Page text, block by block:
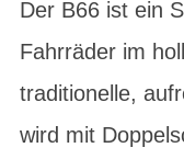
Der B66 ist ein
Fahrräder im
traditionelle,
wird mit